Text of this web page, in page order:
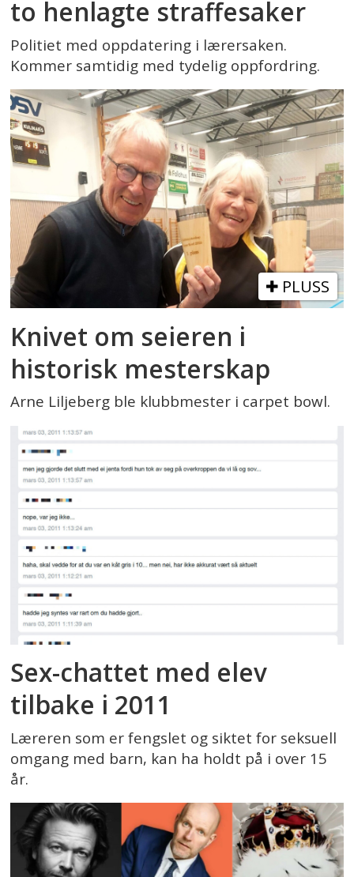
to henlagte straffesaker
Politiet med oppdatering i lærersaken.
Kommer samtidig med tydelig oppfordring.
PLUSS
Knivet om seieren i
historisk mesterskap
Arne Liljeberg ble klubbmester i carpet bowl.
Sex-chattet med elev
tilbake i 2011
Læreren som er fengslet og siktet for seksuell
omgang med barn, kan ha holdt på i over 15
år.